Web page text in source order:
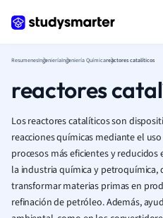
ResumenesIngenieríaIngeniería Químicareactores catalíticos
reactores
Los reactores catalíticos son
reacciones químicas mediante el
procesos más eficientes y
la industria química y petroquímica,
transformar materias primas en
refinación de petróleo. Además,